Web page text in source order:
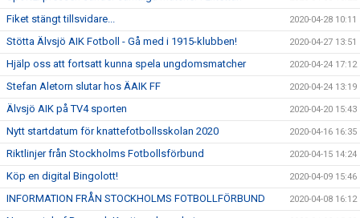
Fiket stängt tillsvidare... 2020-04-28 10:11
Stötta Älvsjö AIK Fotboll - Gå med i 1915-klubben! 2020-04-27 13:51
Hjälp oss att fortsatt kunna spela ungdomsmatcher 2020-04-24 17:12
Stefan Aletorn slutar hos ÄAIK FF 2020-04-24 13:19
Älvsjö AIK på TV4 sporten 2020-04-20 15:43
Nytt startdatum för knattefotbollsskolan 2020 2020-04-16 16:35
Riktlinjer från Stockholms Fotbollsförbund 2020-04-15 14:24
Köp en digital Bingolott! 2020-04-09 15:46
INFORMATION FRÅN STOCKHOLMS FOTBOLLFÖRBUND 2020-04-08 16:12